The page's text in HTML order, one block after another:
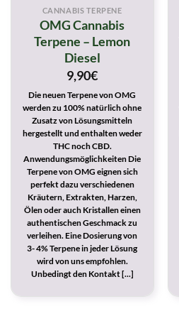
CANNABIS TERPENE
OMG Cannabis
Terpene – Lemon
Diesel
9,90€
Die neuen Terpene von OMG
werden zu 100% natürlich ohne
Zusatz von Lösungsmitteln
hergestellt und enthalten weder
THC noch CBD.
Anwendungsmöglichkeiten Die
Terpene von OMG eignen sich
perfekt dazu verschiedenen
Kräutern, Extrakten, Harzen,
Ölen oder auch Kristallen einen
authentischen Geschmack zu
verleihen. Eine Dosierung von
3- 4% Terpene in jeder Lösung
wird von uns empfohlen.
Unbedingt den Kontakt [...]